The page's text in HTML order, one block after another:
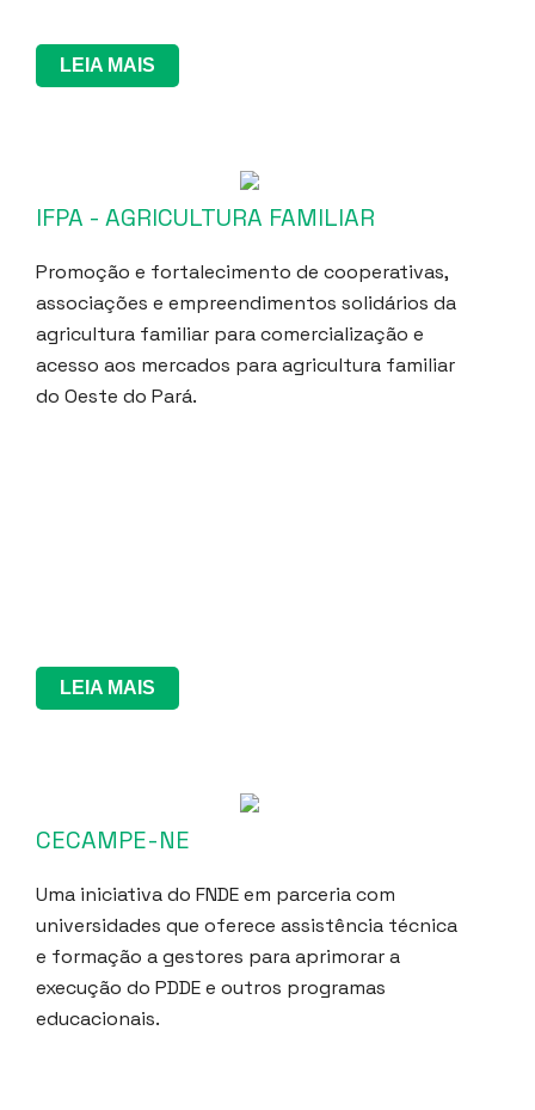
LEIA MAIS
IFPA - AGRICULTURA FAMILIAR
Promoção e fortalecimento de cooperativas,
associações e empreendimentos solidários da
agricultura familiar para comercialização e
acesso aos mercados para agricultura familiar
do Oeste do Pará.
LEIA MAIS
CECAMPE-NE
Uma iniciativa do FNDE em parceria com
universidades que oferece assistência técnica
e formação a gestores para aprimorar a
execução do PDDE e outros programas
educacionais.